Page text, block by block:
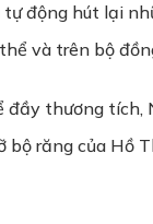
động hút lại
và trên bộ
đầy thương tích,
bộ răng của Hồ